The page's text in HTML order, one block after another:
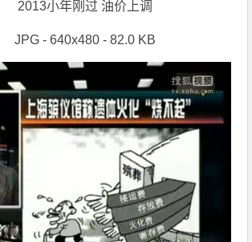
2013小年刚过 油价上调
JPG - 640x480 - 82.0 KB